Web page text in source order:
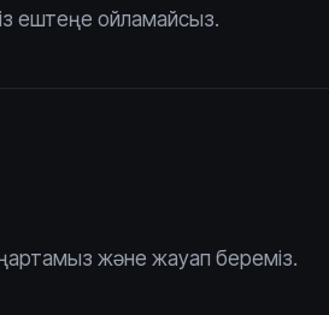
ештеңе ойламайсыз.
және жауап береміз.